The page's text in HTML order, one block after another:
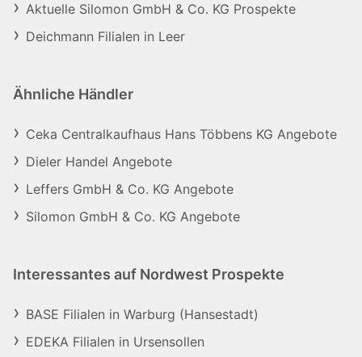
Aktuelle Silomon GmbH & Co. KG Prospekte
Deichmann Filialen in Leer
Ähnliche Händler
Ceka Centralkaufhaus Hans Többens KG Angebote
Dieler Handel Angebote
Leffers GmbH & Co. KG Angebote
Silomon GmbH & Co. KG Angebote
Interessantes auf Nordwest Prospekte
BASE Filialen in Warburg (Hansestadt)
EDEKA Filialen in Ursensollen